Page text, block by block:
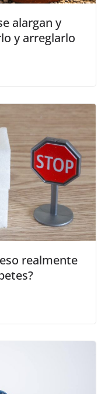
alargan y
y arreglarlo
realmente